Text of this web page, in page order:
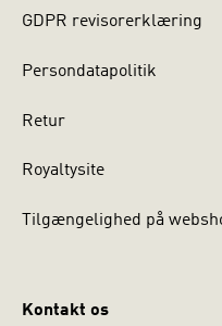
GDPR revisorerklæring
Persondatapolitik
Retur
Royaltysite
Tilgængelighed på
Kontakt os